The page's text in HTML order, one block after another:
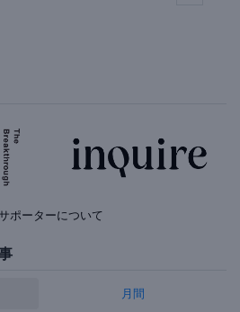
ポーターについて
月間